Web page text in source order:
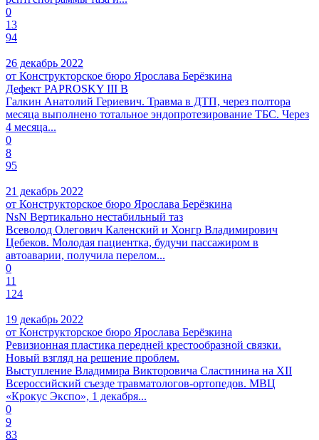
0
13
94
26 декабрь 2022
от Конструкторское бюро Ярослава Берёзкина
Дефект PAPROSKY III B
Галкин Анатолий Гериевич. Травма в ДТП, через полтора
месяца выполнено тотальное эндопротезирование ТБС. Через
4 месяца...
0
8
95
21 декабрь 2022
от Конструкторское бюро Ярослава Берёзкина
NsN Вертикально нестабильный таз
Всеволод Олегович Каленский и Хонгр Владимирович
Цебеков. Молодая пациентка, будучи пассажиром в
автоаварии, получила перелом...
0
11
124
19 декабрь 2022
от Конструкторское бюро Ярослава Берёзкина
Ревизионная пластика передней крестообразной связки.
Новый взгляд на решение проблем.
Выступление Владимира Викторовича Сластинина на XII
Всероссийский съезде травматологов-ортопедов. МВЦ
«Крокус Экспо», 1 декабря...
0
9
83